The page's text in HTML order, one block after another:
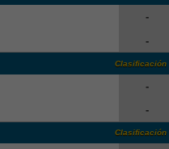
-
-
Clasificación
-
-
Clasificación